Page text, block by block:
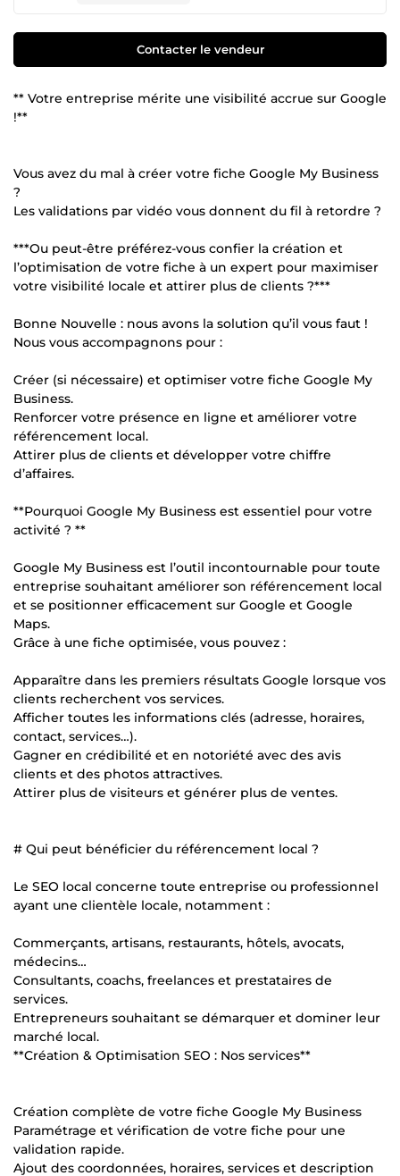
Contacter le vendeur
** Votre entreprise mérite une visibilité accrue sur Google
!**
Vous avez du mal à créer votre fiche Google My Business
?
Les validations par vidéo vous donnent du fil à retordre ?
***Ou peut-être préférez-vous confier la création et
l’optimisation de votre fiche à un expert pour maximiser
votre visibilité locale et attirer plus de clients ?***
Bonne Nouvelle : nous avons la solution qu’il vous faut !
Nous vous accompagnons pour :
Créer (si nécessaire) et optimiser votre fiche Google My
Business.
Renforcer votre présence en ligne et améliorer votre
référencement local.
Attirer plus de clients et développer votre chiffre
d’affaires.
**Pourquoi Google My Business est essentiel pour votre
activité ? **
Google My Business est l’outil incontournable pour toute
entreprise souhaitant améliorer son référencement local
et se positionner efficacement sur Google et Google
Maps.
Grâce à une fiche optimisée, vous pouvez :
Apparaître dans les premiers résultats Google lorsque vos
clients recherchent vos services.
Afficher toutes les informations clés (adresse, horaires,
contact, services…).
Gagner en crédibilité et en notoriété avec des avis
clients et des photos attractives.
Attirer plus de visiteurs et générer plus de ventes.
# Qui peut bénéficier du référencement local ?
Le SEO local concerne toute entreprise ou professionnel
ayant une clientèle locale, notamment :
Commerçants, artisans, restaurants, hôtels, avocats,
médecins…
Consultants, coachs, freelances et prestataires de
services.
Entrepreneurs souhaitant se démarquer et dominer leur
marché local.
**Création & Optimisation SEO : Nos services**
Création complète de votre fiche Google My Business
Paramétrage et vérification de votre fiche pour une
validation rapide.
Ajout des coordonnées, horaires, services et description